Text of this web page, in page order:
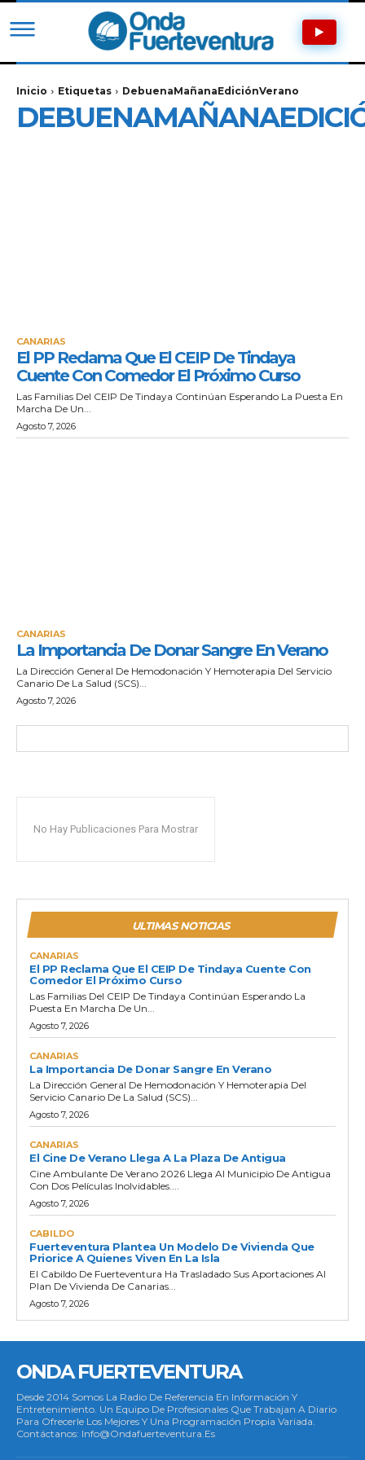
Inicio Etiquetas DebuenaMañanaEdiciónVerano
CANARIAS
El PP Reclama Que El CEIP De Tindaya
Cuente Con Comedor El Próximo Curso
Las Familias Del CEIP De Tindaya Continúan Esperando La Puesta En
Marcha De Un...
Agosto 7, 2026
CANARIAS
La Importancia De Donar Sangre En Verano
La Dirección General De Hemodonación Y Hemoterapia Del Servicio
Canario De La Salud (SCS)...
Agosto 7, 2026
No Hay Publicaciones Para Mostrar
ULTIMAS NOTICIAS
CANARIAS
El PP Reclama Que El CEIP De Tindaya Cuente Con
Comedor El Próximo Curso
Las Familias Del CEIP De Tindaya Continúan Esperando La
Puesta En Marcha De Un...
Agosto 7, 2026
CANARIAS
La Importancia De Donar Sangre En Verano
La Dirección General De Hemodonación Y Hemoterapia Del
Servicio Canario De La Salud (SCS)...
Agosto 7, 2026
CANARIAS
El Cine De Verano Llega A La Plaza De Antigua
Cine Ambulante De Verano 2026 Llega Al Municipio De Antigua
Con Dos Películas Inolvidables....
Agosto 7, 2026
CABILDO
Fuerteventura Plantea Un Modelo De Vivienda Que
Priorice A Quienes Viven En La Isla
El Cabildo De Fuerteventura Ha Trasladado Sus Aportaciones Al
Plan De Vivienda De Canarias...
Agosto 7, 2026
ONDA FUERTEVENTURA
Desde 2014 Somos La Radio De Referencia En Información Y
Entretenimiento. Un Equipo De Profesionales Que Trabajan A Diario
Para Ofrecerle Los Mejores Y Una Programación Propia Variada.
Contáctanos: Info@ondafuerteventura.es